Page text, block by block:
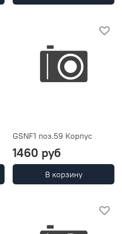
GSNF1 поз.59 Корпус
1460 руб
В корзину